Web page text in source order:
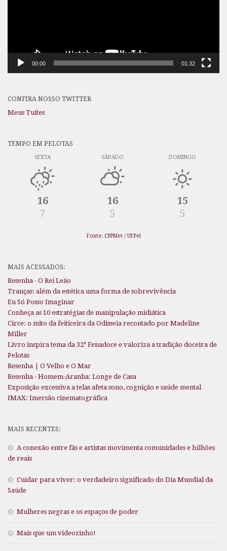
00:00 01:32
CONFIRA NOSSO TWITTER
Meus Tuítes
TEMPO EM PELOTAS
SEXTA
16
7
SÁBADO
16
5
DOMINGO
15
5
Fonte: CPPMet / UFPel
MAIS ACESSADOS:
Resenha - O Rei Leão
Tranças: além da estética uma forma de sobrevivência
Eu Só Posso Imaginar
Conheça as 10 estratégias de manipulação midiática
Circe: o mito da feiticeira da Odisseia recontado por Madeline
Miller
Livro inspira tema da 32ª Fenadoce e valoriza a tradição doceira de
Pelotas
Resenha | O Velho e O Mar
Resenha - Homem-Aranha: Longe de Casa
Exposição excessiva a telas afeta sono, cognição e saúde mental
IMAX: Imersão cinematográfica
MAIS RECENTES:
A conexão entre fãs e artistas movimenta comunidades e bilhões
de reais
Cuidar para viver: o verdadeiro significado do Dia Mundial da
Saúde
Mulheres negras e os espaços de poder
Mais que um videozinho!